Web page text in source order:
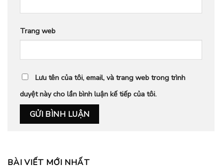
Trang web
Lưu tên của tôi, email, và trang web trong trình
duyệt này cho lần bình luận kế tiếp của tôi.
BÀI VIẾT MỚI NHẤT